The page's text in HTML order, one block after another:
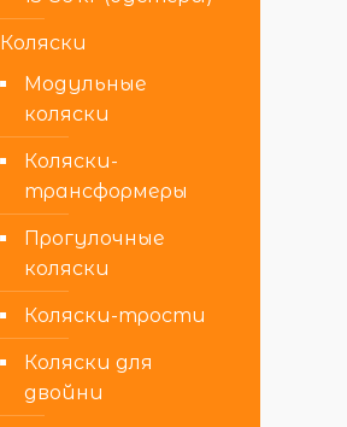
Коляски
Модульные
коляски
Коляски-
трансформеры
Прогулочные
коляски
Коляски-трости
Коляски для
двойни